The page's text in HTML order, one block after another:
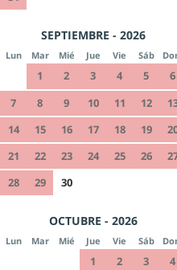
SEPTIEMBRE - 2026
Lun Mar Mié Jue Vie Sáb
1 2 3 4 5
6
7
8 9 10 11 12
14
15 16 17 18 19
21
22 23 24 25 26
28
29 30
OCTUBRE - 2026
Lun Mar Mié Jue Vie Sáb
1 2 3
4